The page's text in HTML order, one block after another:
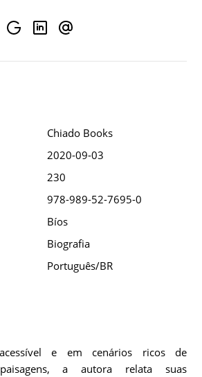
Google LinkedInEmail
Chiado Books
2020-09-03
230
978-989-52-7695-0
Bíos
Biografia
Português/BR
e em cenários ricos de
a autora relata suas